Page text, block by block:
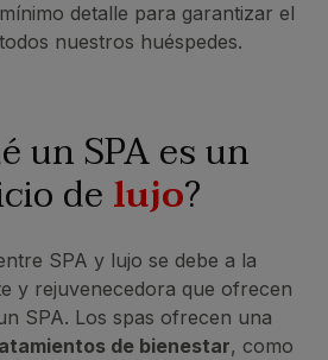
detalle para garantizar el
nuestros huéspedes.
un SPA es un
delujo?
SPA y lujo se debe a la
y rejuvenecedora que ofrecen
SPA. Los spas ofrecen una
de bienestar, como